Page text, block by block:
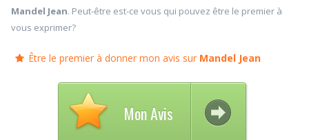
Mandel Jean. Peut-être est-ce vous qui pouvez être le premier à
vous exprimer?
Être le premier à donner mon avis sur Mandel Jean
Mon Avis